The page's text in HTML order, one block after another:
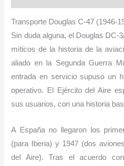
Transporte Douglas C-47 (1946-
Sin duda alguna, el Douglas DC-
míticos de la historia de la
aliado en la Segunda Guerra
entrada en servicio supuso un
operativo. El Ejército del Aire
sus usuarios, con una historia
A España no llegaron los
(para Iberia) y 1947 (dos
del Aire). Tras el acuerdo